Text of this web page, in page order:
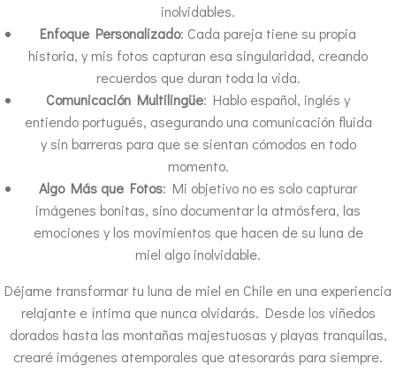
inolvidables.
Enfoque Personalizado: Cada pareja tiene su propia
historia, y mis fotos capturan esa singularidad, creando
recuerdos que duran toda la vida.
Comunicación Multilingüe: Hablo español, inglés y
entiendo portugués, asegurando una comunicación fluida
y sin barreras para que se sientan cómodos en todo
momento.
Algo Más que Fotos: Mi objetivo no es solo capturar
imágenes bonitas, sino documentar la atmósfera, las
emociones y los movimientos que hacen de su luna de
miel algo inolvidable.
Déjame transformar tu luna de miel en Chile en una experiencia
relajante e íntima que nunca olvidarás. Desde los viñedos
dorados hasta las montañas majestuosas y playas tranquilas,
crearé imágenes atemporales que atesorarás para siempre.